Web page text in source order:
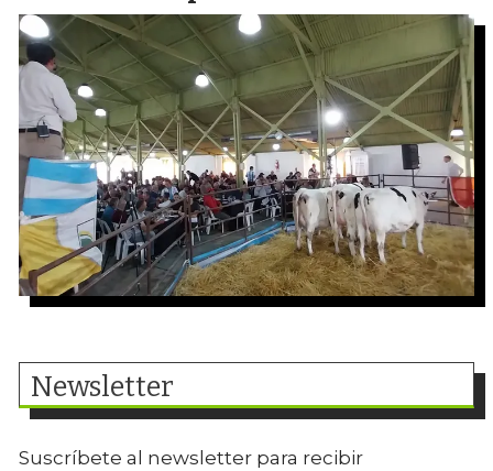
Newsletter
Suscríbete al newsletter para recibir